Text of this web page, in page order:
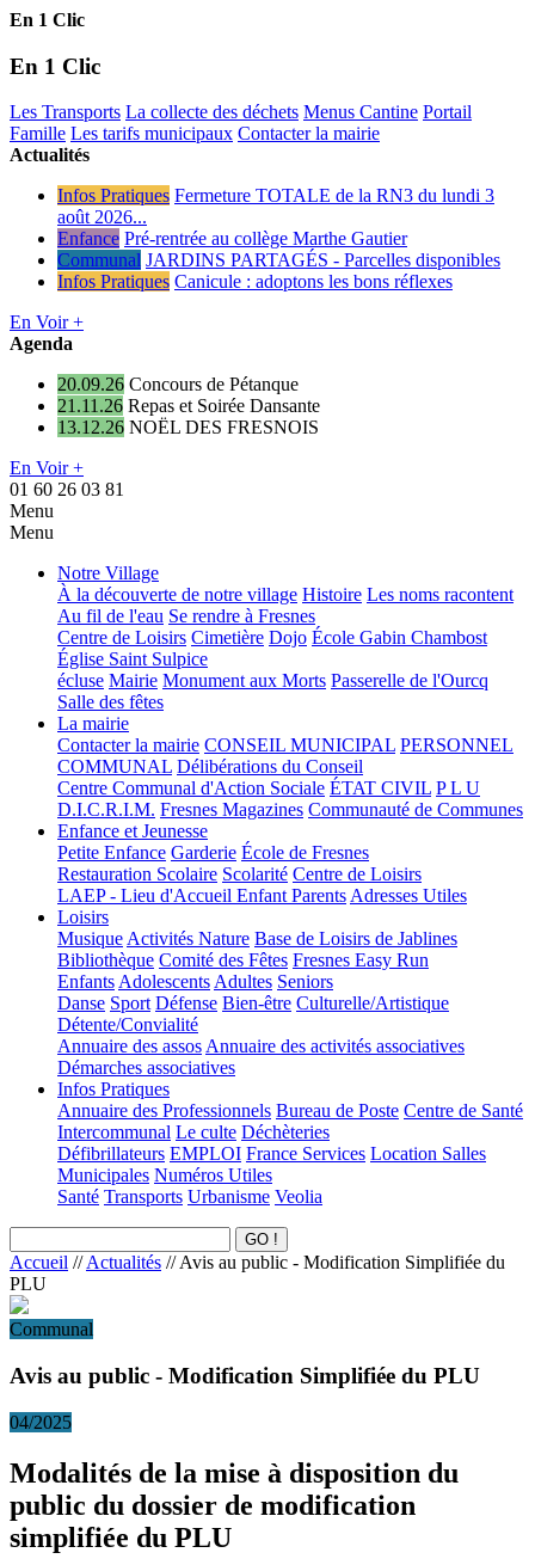
En 1 Clic
En 1 Clic
Les Transports La collecte des déchets Menus Cantine Portail
Famille Les tarifs municipaux Contacter la mairie
Actualités
Infos Pratiques Fermeture TOTALE de la RN3 du lundi 3
août 2026...
Enfance Pré-rentrée au collège Marthe Gautier
Communal JARDINS PARTAGÉS - Parcelles disponibles
Infos Pratiques Canicule : adoptons les bons réflexes
En Voir +
Agenda
20.09.26 Concours de Pétanque
21.11.26 Repas et Soirée Dansante
13.12.26 NOËL DES FRESNOIS
En Voir +
01 60 26 03 81
Menu
Menu
Notre Village
À la découverte de notre village Histoire Les noms racontent
Au fil de l'eau Se rendre à Fresnes
Centre de Loisirs Cimetière Dojo École Gabin Chambost
Église Saint Sulpice
écluse Mairie Monument aux Morts Passerelle de l'Ourcq
Salle des fêtes
La mairie
Contacter la mairie CONSEIL MUNICIPAL PERSONNEL
COMMUNAL Délibérations du Conseil
Centre Communal d'Action Sociale ÉTAT CIVIL P L U
D.I.C.R.I.M. Fresnes Magazines Communauté de Communes
Enfance et Jeunesse
Petite Enfance Garderie École de Fresnes
Restauration Scolaire Scolarité Centre de Loisirs
LAEP - Lieu d'Accueil Enfant ParentsAdresses Utiles
Loisirs
MusiqueActivités Nature Base de Loisirs de Jablines
Bibliothèque Comité des Fêtes Fresnes Easy Run
EnfantsAdolescentsAdultes Seniors
Danse Sport Défense Bien-être Culturelle/Artistique
Détente/Convialité
Annuaire des assosAnnuaire des activités associatives
Démarches associatives
Infos Pratiques
Annuaire des Professionnels Bureau de Poste Centre de Santé
Intercommunal Le culte Déchèteries
Défibrillateurs EMPLOI France Services Location Salles
Municipales Numéros Utiles
Santé Transports Urbanisme Veolia
Accueil //Actualités //Avis au public - Modification Simplifiée du
PLU
Communal
Avis au public - Modification Simplifiée du PLU
04/2025
Modalités de la mise à disposition du
public du dossier de modification
simplifiée du PLU